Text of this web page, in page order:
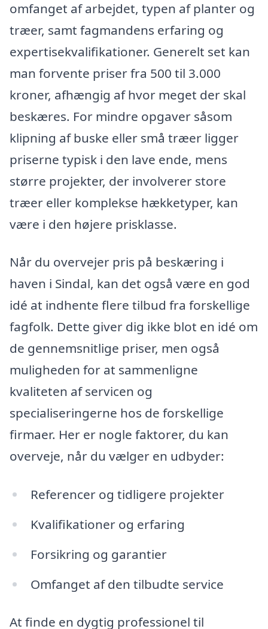
omfanget af arbejdet, typen af planter og
træer, samt fagmandens erfaring og
expertisekvalifikationer. Generelt set kan
man forvente priser fra 500 til 3.000
kroner, afhængig af hvor meget der skal
beskæres. For mindre opgaver såsom
klipning af buske eller små træer ligger
priserne typisk i den lave ende, mens
større projekter, der involverer store
træer eller komplekse hækketyper, kan
være i den højere prisklasse.
Når du overvejer pris på beskæring i
haven i Sindal, kan det også være en god
idé at indhente flere tilbud fra forskellige
fagfolk. Dette giver dig ikke blot en idé om
de gennemsnitlige priser, men også
muligheden for at sammenligne
kvaliteten af servicen og
specialiseringerne hos de forskellige
firmaer. Her er nogle faktorer, du kan
overveje, når du vælger en udbyder:
Referencer og tidligere projekter
Kvalifikationer og erfaring
Forsikring og garantier
Omfanget af den tilbudte service
At finde en dygtig professionel til